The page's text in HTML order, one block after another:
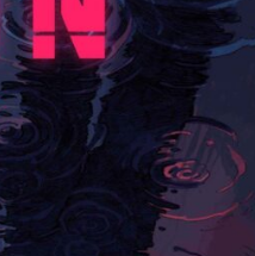
Concursos
Curtas
Edição Digital
Edição Portuguesa